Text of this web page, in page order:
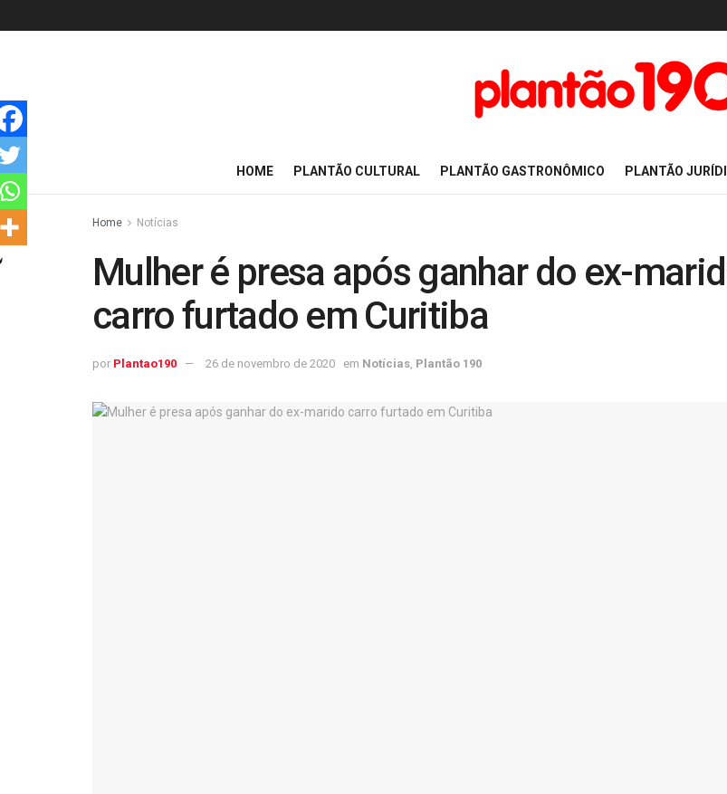
HOME PLANTÃO CULTURAL PLANTÃO GASTRONÔMICO PLANTÃO
Home Notícias
Mulher é presa após ganhar do ex-
carro furtado em Curitiba
por Plantao190 26 de novembro de 2020 em Notícias Plantão 190